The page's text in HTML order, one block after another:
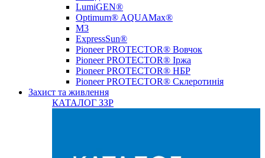
LumiGEN®
Optimum® AQUAMax®
М3
ExpressSun®
Pioneer PROTECTOR® Вовчок
Pioneer PROTECTOR® Іржа
Pioneer PROTECTOR® НБР
Pioneer PROTECTOR® Склеротинія
Захист та живлення
КАТАЛОГ ЗЗР